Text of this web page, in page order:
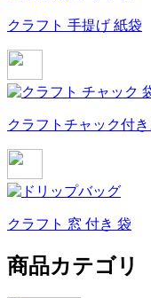
商品カテゴリ